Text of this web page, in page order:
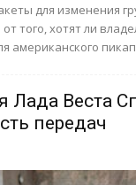
для изменения
того, хотят ли
американского
Лада Веста
передач